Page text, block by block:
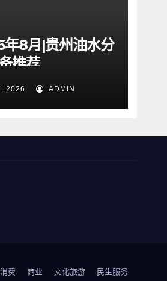
8月|贵州油水分
推荐
2026 ADMIN
消费 商业 文化旅游 民生服务